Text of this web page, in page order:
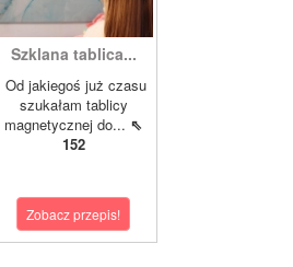
Szklana tablica...
Od jakiegoś już czasu
szukałam tablicy
magnetycznej do... ⇖
152
Zobacz przepis!